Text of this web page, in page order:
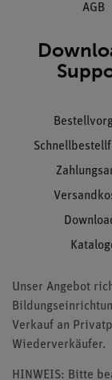
AGB
Unser Angebot
Verkauf an
Wiederverkäufer.
HINWEIS: Bitte